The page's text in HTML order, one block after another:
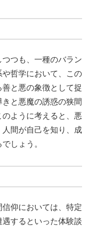
つも、一種のバラン
哲学において、この
と悪の象徴として捉
と悪魔の誘惑の狭間
ように考えると、悪
間が自己を知り、成
しょう。
仰においては、特定
するといった体験談